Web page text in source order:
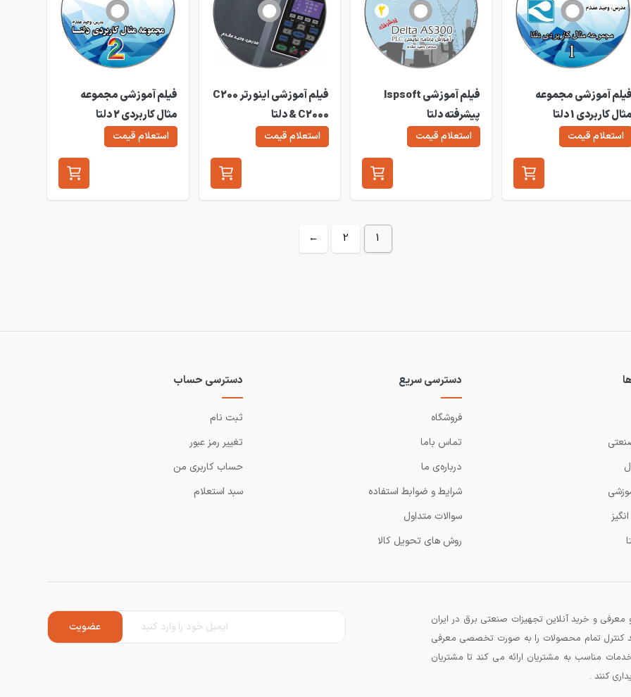
آموزشی مجموعه
کاربردی 1 دلتا
استعلام قیمت
فیلم آموزشی Ispsoft
پیشرفته دلتا
استعلام قیمت
فیلم آموزشی اینورتر C200
& C2000 دلتا
استعلام قیمت
فیلم آموزشی مجموعه
مثال کاربردی 2 دلتا
استعلام قیمت
1
2
←
دسترسی سریع
فروشگاه
تماس باما
درباره‌ی ما
شرایط و ضوابط استفاده
سوالات متداول
روش های تحویل کالا
دسترسی حساب
ثبت نام
تغییر رمز عبور
حساب کاربری من
سبد استعلام
و خرید آنلاین تجهیزات صنعتی برق در ایران
کنترل تمام محصولات را به صورت تخصصی معرفی
مناسب به مشتریان ارائه می کند تا مشتریان
کنند .